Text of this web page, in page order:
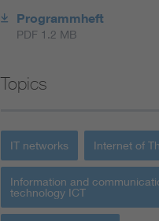
Programmheft
PDF 1.2 MB
Topics
IT networks Internet of
Information and
technology ICT